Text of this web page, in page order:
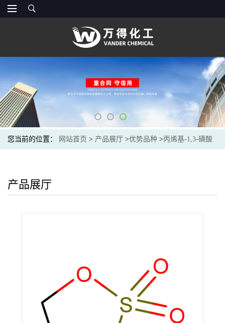
您当前的位置： 网站首页 > 产品展厅 >优势品种 >丙烯基-1,3-磺酸
产品展厅